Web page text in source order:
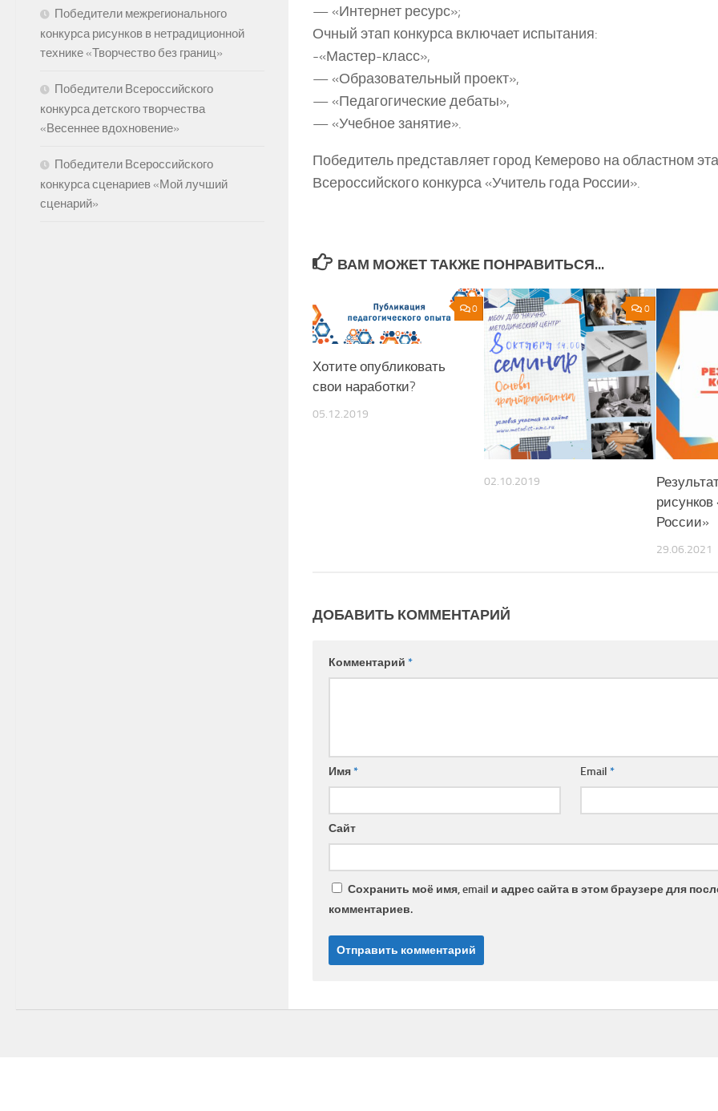
— «Интернет ресурс»;
Очный этап конкурса включает испытания:
-«Мастер-класс»,
— «Образовательный проект»,
— «Педагогические дебаты»,
— «Учебное занятие».
Победитель представляет город Кемерово на областном
Всероссийского конкурса «Учитель года России».
ВАМ МОЖЕТ ТАКЖЕ ПОНРАВИТЬСЯ...
0
Хотите опубликовать
свои наработки?
05.12.2019
0
02.10.2019
России»
29.06.2021
ДОБАВИТЬ КОММЕНТАРИЙ
Комментарий *
Имя* Email*
Сайт
Сохранить моё имя, email и адрес сайта в этом браузере для
комментариев.
Победители межрегионального
конкурса рисунков в нетрадиционной
технике «Творчество без границ»
Победители Всероссийского
конкурса детского творчества
«Весеннее вдохновение»
Победители Всероссийского
конкурса сценариев «Мой лучший
сценарий»